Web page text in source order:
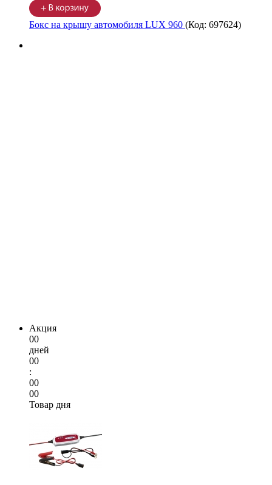
Бокс на крышу автомобиля LUX 960 (Код: 697624)
Акция
00
дней
00
:
00
00
Товар дня